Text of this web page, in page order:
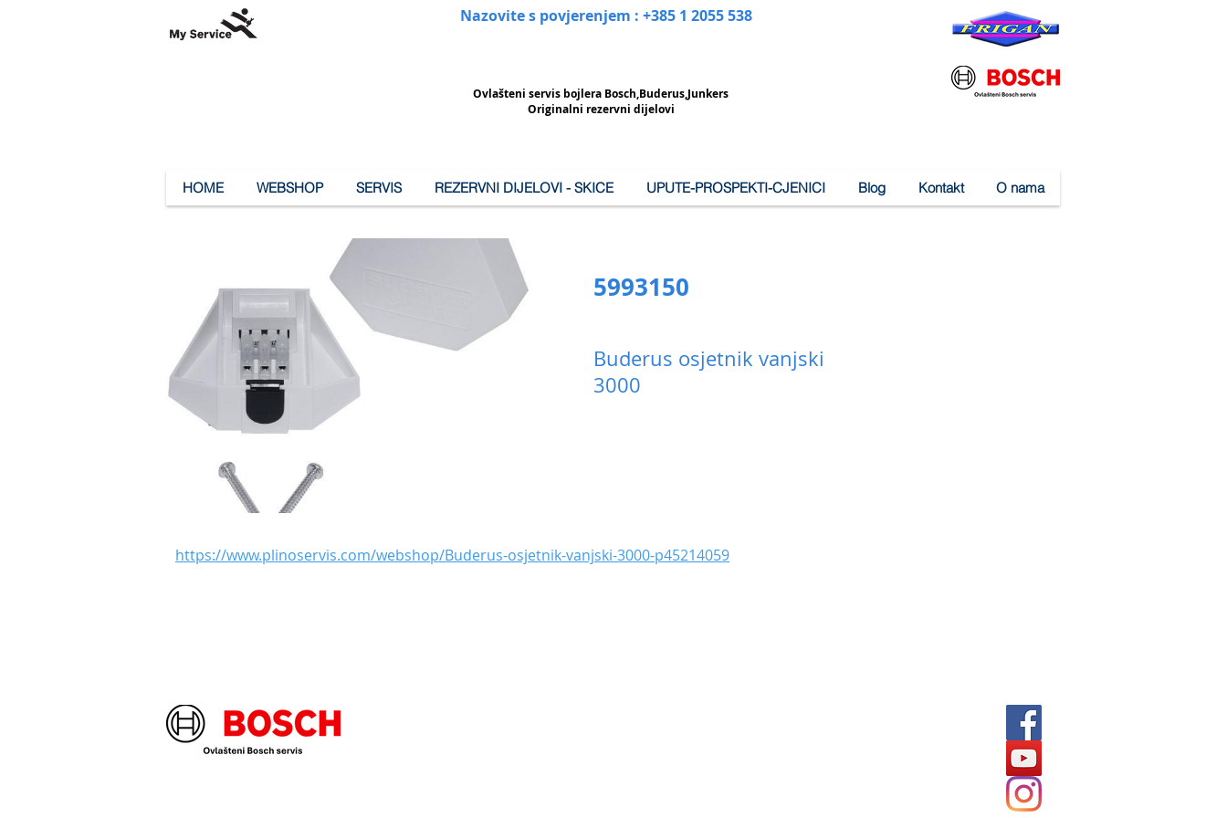
Nazovite s povjerenjem : +385 1 2055 538
Ovlašteni servis bojlera Bosch,Buderus,Junkers
Originalni rezervni dijelovi
HOME WEBSHOP SERVIS REZERVNI DIJELOVI - SKICE UPUTE-PROSPEKTI-CJENICI Blog Kontakt O nama
5993150
Buderus osjetnik vanjski
3000
https://www.plinoservis.com/webshop/Buderus-osjetnik-vanjski-3000-p45214059